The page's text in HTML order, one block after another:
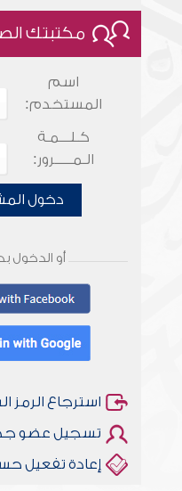
مكتبتك
اسم
المستخدم:
كـلـــمـة
الـمـــــرور:
دخول
أو الدخول
استرجاع الرمز
تسجيل عضو
إعادة تفعيل